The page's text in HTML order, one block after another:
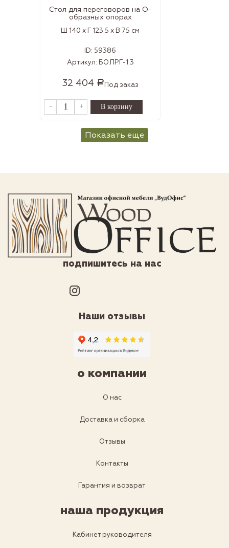
Стол для переговоров на О-
образных опорах
Ш 140 x Г 123.5 x В 75 см
ID: 59386
Артикул: БО.ПРГ-1.3
32 404 Р Под заказ
- +
Показать еще
подпишитесь на нас
Наши отзывы
о компании
О нас
Доставка и сборка
Отзывы
Контакты
Гарантия и возврат
наша продукция
Кабинет руководителя